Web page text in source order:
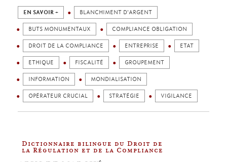
EN SAVOIR + BLANCHIMENT D'ARGENT
BUTS MONUMENTAUX COMPLIANCE OBLIGATION
DROIT DE LA COMPLIANCE ENTREPRISE ETAT
ETHIQUE FISCALITÉ GROUPEMENT
INFORMATION MONDIALISATION
OPÉRATEUR CRUCIAL STRATÉGIE VIGILANCE
Dictionnaire bilingue du Droit de
la Régulation et de la Compliance